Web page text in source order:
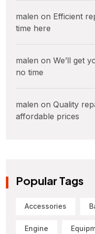
malen on Efficient
time here
malen on We’ll get
no time
malen on Quality
affordable prices
Popular Tags
Accessories
Engine